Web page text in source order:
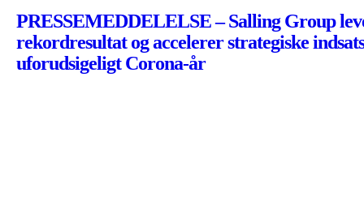
PRESSEMEDDELELSE – Salling Group
rekordresultat og accelerer strategiske
uforudsigeligt Corona-år